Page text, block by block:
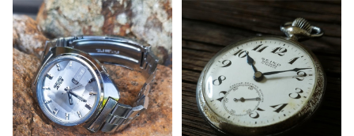
舎 亀戸工場/SS 1969年 1
0月製造【pre5146-7030-
1】
場 1967年 4月製造 アンテ
ィークウォッチ 腕時計（spm
14091-1）